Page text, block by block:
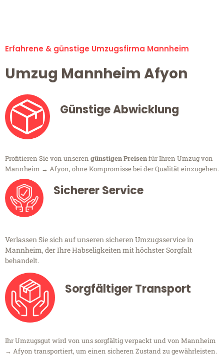
Erfahrene & günstige Umzugsfirma Mannheim
Umzug Mannheim Afyon
Günstige Abwicklung
Profitieren Sie von unseren günstigen Preisenfür Ihren Umzug von
Mannheim → Afyon, ohne Kompromisse bei der Qualität einzugehen.
Sicherer Service
Verlassen Sie sich auf unseren sicheren Umzugsservice in
Mannheim, der Ihre Habseligkeiten mit höchster Sorgfalt
behandelt.
Sorgfältiger Transport
Ihr Umzugsgut wird von uns sorgfältig verpackt und von Mannheim
→ Afyon transportiert, um einen sicheren Zustand zu gewährleisten.